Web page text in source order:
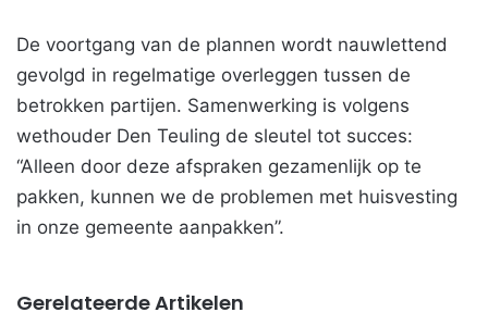
De voortgang van de plannen wordt nauwlettend
gevolgd in regelmatige overleggen tussen de
betrokken partijen. Samenwerking is volgens
wethouder Den Teuling de sleutel tot succes:
“Alleen door deze afspraken gezamenlijk op te
pakken, kunnen we de problemen met huisvesting
in onze gemeente aanpakken”.
Gerelateerde Artikelen